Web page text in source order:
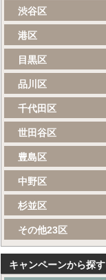
渋谷区
港区
目黒区
品川区
千代田区
世田谷区
豊島区
中野区
杉並区
その他23区
キャンペーンから探す